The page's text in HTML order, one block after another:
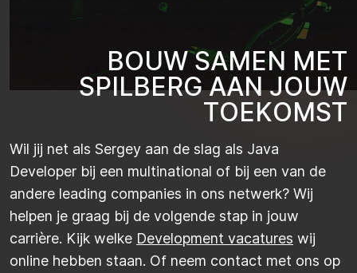
BOUW SAMEN MET
SPILBERG AAN JOUW
TOEKOMST
Wil jij net als Sergey aan de slag als Java
Developer bij een multinational of bij een van de
andere leading companies in ons netwerk? Wij
helpen je graag bij de volgende stap in jouw
carrière. Kijk welke Development vacatures wij
online hebben staan. Of neem contact met ons op